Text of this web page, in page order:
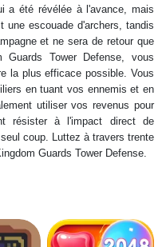
a été révélée à l'avance, mais
escouade d'archers, tandis
et ne sera de retour que
Guards Tower Defense, vous
la plus efficace possible. Vous
en tuant vos ennemis et en
utiliser vos revenus pour
résister à l'impact direct de
coup. Luttez à travers trente
Guards Tower Defense.